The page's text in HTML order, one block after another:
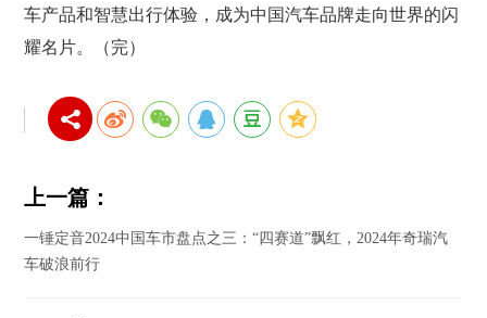
车产品和智慧出行体验，成为中国汽车品牌走向世界的闪
耀名片。（完）
上一篇：
一锤定音2024中国车市盘点之三：“四赛道”飘红，2024年奇瑞汽
车破浪前行